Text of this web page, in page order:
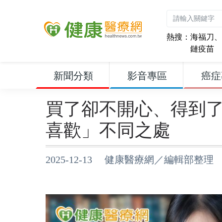
熱搜： 海福刀 、
鏈疫苗
新聞分類 影音專區 癌
買了卻不開心、得到
喜歡」不同之處
2025-12-13 健康醫療網／編輯部整理